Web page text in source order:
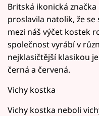
Britská ikonická
proslavila natolik, že
mezi náš výčet kostek
společnost vyrábí v
nejklasičtější klasikou
černá a červená.
Vichy kostka
Vichy kostka neboli